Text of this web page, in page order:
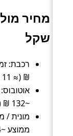
מחיר
שקל
₪ (≈ 11 ₪ לשעה).
~132 ₪ (≈ 12 ₪ לשעה).
ממוצע ~144 ₪ (≈ 11 ₪ לשעה).